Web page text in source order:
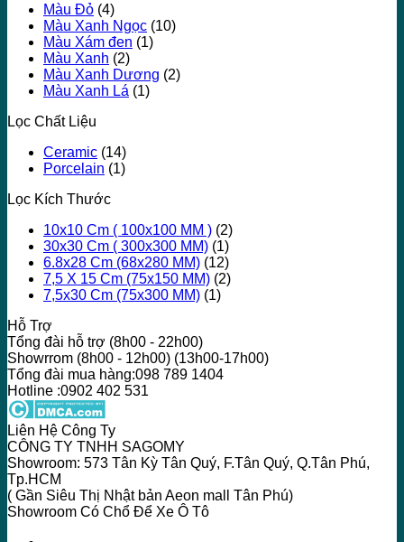
Màu Đỏ (4)
Màu Xanh Ngọc (10)
Màu Xám đen (1)
Màu Xanh (2)
Màu Xanh Dương (2)
Màu Xanh Lá (1)
Lọc Chất Liệu
Ceramic (14)
Porcelain (1)
Lọc Kích Thước
10x10 Cm ( 100x100 MM ) (2)
30x30 Cm ( 300x300 MM) (1)
6.8x28 Cm (68x280 MM) (12)
7,5 X 15 Cm (75x150 MM) (2)
7,5x30 Cm (75x300 MM) (1)
Hỗ Trợ
Tổng đài hỗ trợ (8h00 - 22h00)
Showrrom (8h00 - 12h00) (13h00-17h00)
Tổng đài mua hàng:098 789 1404
Hotline :0902 402 531
Liên Hệ Công Ty
CÔNG TY TNHH SAGOMY
Showroom: 573 Tân Kỳ Tân Quý, F.Tân Quý, Q.Tân Phú,
Tp.HCM
( Gần Siêu Thị Nhật bản Aeon mall Tân Phú)
Showroom Có Chổ Để Xe Ô Tô